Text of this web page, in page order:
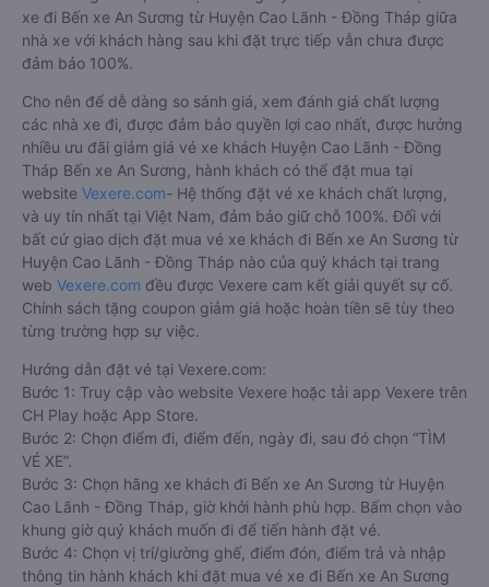
xe đi Bến xe An Sương từ Huyện Cao Lãnh - Đồng Tháp giữa
nhà xe với khách hàng sau khi đặt trực tiếp vẫn chưa được
đảm bảo 100%.
Cho nên để dễ dàng so sánh giá, xem đánh giá chất lượng
các nhà xe đi, được đảm bảo quyền lợi cao nhất, được hưởng
nhiều ưu đãi giảm giá vé xe khách Huyện Cao Lãnh - Đồng
Tháp Bến xe An Sương, hành khách có thể đặt mua tại
website Vexere.com- Hệ thống đặt vé xe khách chất lượng,
và uy tín nhất tại Việt Nam, đảm bảo giữ chỗ 100%. Đối với
bất cứ giao dịch đặt mua vé xe khách đi Bến xe An Sương từ
Huyện Cao Lãnh - Đồng Tháp nào của quý khách tại trang
web Vexere.com đều được Vexere cam kết giải quyết sự cố.
Chính sách tặng coupon giảm giá hoặc hoàn tiền sẽ tùy theo
từng trường hợp sự việc.
Hướng dẫn đặt vé tại Vexere.com:
Bước 1: Truy cập vào website Vexere hoặc tải app Vexere trên
CH Play hoặc App Store.
Bước 2: Chọn điểm đi, điểm đến, ngày đi, sau đó chọn “TÌM
VÉ XE”.
Bước 3: Chọn hãng xe khách đi Bến xe An Sương từ Huyện
Cao Lãnh - Đồng Tháp, giờ khởi hành phù hợp. Bấm chọn vào
khung giờ quý khách muốn đi để tiến hành đặt vé.
Bước 4: Chọn vị trí/giường ghế, điểm đón, điểm trả và nhập
thông tin hành khách khi đặt mua vé xe đi Bến xe An Sương